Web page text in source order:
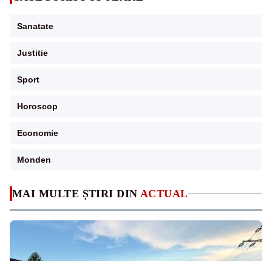
MAI MULTE ȘTIRI DIN ACTUAL
Sanatate
Justitie
Sport
Horoscop
Economie
Monden